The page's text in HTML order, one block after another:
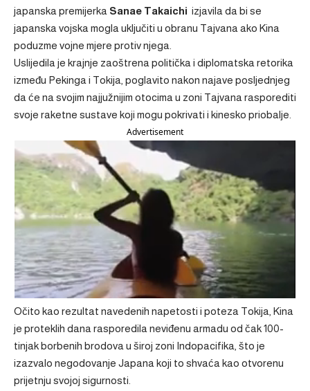
japanska premijerka Sanae Takaichi izjavila da bi se
japanska vojska mogla uključiti u obranu Tajvana ako Kina
poduzme vojne mjere protiv njega.
Uslijedila je krajnje zaoštrena politička i diplomatska retorika
između Pekinga i Tokija, poglavito nakon najave posljednjeg
da će na svojim najjužnijim otocima u zoni Tajvana rasporediti
svoje raketne sustave koji mogu pokrivati i kinesko priobalje.
Advertisement
Očito kao rezultat navedenih napetosti i poteza Tokija, Kina
je proteklih dana rasporedila neviđenu armadu od čak 100-
tinjak borbenih brodova u široj zoni Indopacifika, što je
izazvalo negodovanje Japana koji to shvaća kao otvorenu
prijetnju svojoj sigurnosti.